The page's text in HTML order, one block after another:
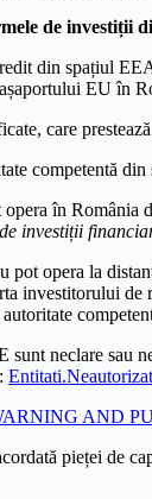
de investiții
din spațiul
EU în
care
competentă
în România
investiții
pot opera la
investitorului de
sunt neclare sau
AND
pieței de